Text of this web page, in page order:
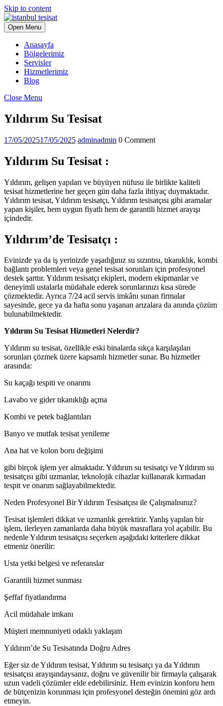
Skip to content
Open Menu
Anasayfa
Bölgelerimiz
Servisler
Hizmetlerimiz
Blog
Close Menu
Yıldırım Su Tesisat
17/05/202517/05/2025 adminadmin 0 Comment
Yıldırım Su Tesisat :
Yıldırım, gelişen yapıları ve büyüyen nüfusu ile birlikte kaliteli
tesisat hizmetlerine her geçen gün daha fazla ihtiyaç duymaktadır.
Yıldırım tesisat, Yıldırım tesisatçı, Yıldırım tesisatçısı gibi aramalar
yapan kişiler, hem uygun fiyatlı hem de garantili hizmet arayışı
içindedir.
Yıldırım’de Tesisatçı :
Evinizde ya da iş yerinizde yaşadığınız su sızıntısı, tıkanıklık, kombi
bağlantı problemleri veya genel tesisat sorunları için profesyonel
destek şarttır. Yıldırım tesisatçı ekipleri, modern ekipmanlar ve
deneyimli ustalarla müdahale ederek sorunlarınızı kısa sürede
çözmektedir. Ayrıca 7/24 acil servis imkânı sunan firmalar
sayesinde, gece ya da hafta sonu yaşanan arızalara da anında çözüm
bulunabilmektedir.
Yıldırım Su Tesisat Hizmetleri Nelerdir?
Yıldırım su tesisat, özellikle eski binalarda sıkça karşılaşılan
sorunları çözmek üzere kapsamlı hizmetler sunar. Bu hizmetler
arasında:
Su kaçağı tespiti ve onarımı
Lavabo ve gider tıkanıklığı açma
Kombi ve petek bağlantıları
Banyo ve mutfak tesisat yenileme
Ana hat ve kolon boru değişimi
gibi birçok işlem yer almaktadır. Yıldırım su tesisatçı ve Yıldırım su
tesisatçısı gibi uzmanlar, teknolojik cihazlar kullanarak kırmadan
tespit ve onarım sağlayabilmektedir.
Neden Profesyonel Bir Yıldırım Tesisatçısı ile Çalışmalısınız?
Tesisat işlemleri dikkat ve uzmanlık gerektirir. Yanlış yapılan bir
işlem, ilerleyen zamanlarda daha büyük masraflara yol açabilir. Bu
nedenle Yıldırım tesisatçısı seçerken aşağıdaki kriterlere dikkat
etmeniz önerilir:
Usta yetki belgesi ve referanslar
Garantili hizmet sunması
Şeffaf fiyatlandırma
Acil müdahale imkanı
Müşteri memnuniyeti odaklı yaklaşım
Yıldırım’de Su Tesisatında Doğru Adres
Eğer siz de Yıldırım tesisat, Yıldırım su tesisatçı ya da Yıldırım
tesisatçısı arayışındaysanız, doğru ve güvenilir bir firmayla çalışarak
uzun vadeli çözümler elde edebilirsiniz. Hem evinizin konforu hem
de bütçenizin korunması için profesyonel desteğin önemini göz ardı
etmeyin.